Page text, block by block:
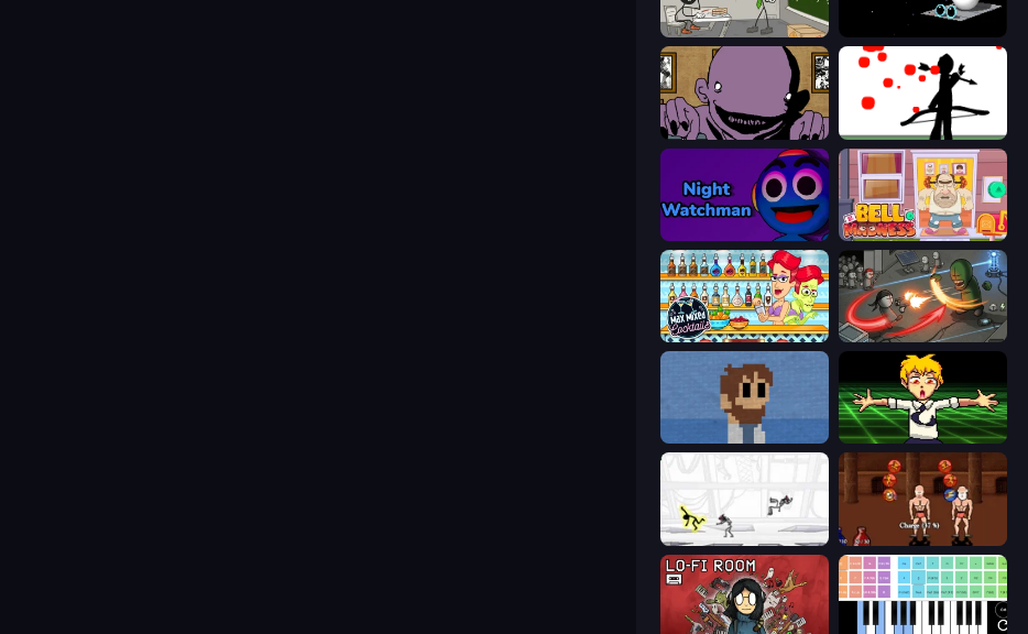
Stickman Escape School Endacopia
The Owner Is Dead Bowman
Bell Madness
Max Mixed Cocktails Madness Online
Chainsaw Dance
Electric Man Swords and Sandals 2